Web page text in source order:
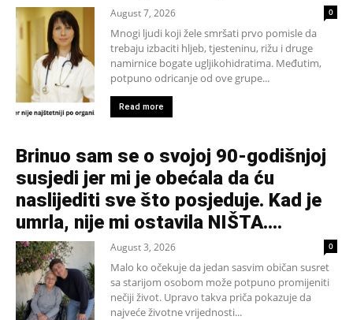
August 7, 2026 0
Mnogi ljudi koji žele smršati prvo pomisle da
trebaju izbaciti hljeb, tjesteninu, rižu i druge
namirnice bogate ugljikohidratima. Međutim,
potpuno odricanje od ove grupe...
Read more
Brinuo sam se o svojoj 90-godišnjoj
susjedi jer mi je obećala da ću
naslijediti sve što posjeduje. Kad je
umrla, nije mi ostavila NIŠTA....
August 3, 2026 0
Malo ko očekuje da jedan sasvim običan susret
sa starijom osobom može potpuno promijeniti
nečiji život. Upravo takva priča pokazuje da
najveće životne vrijednosti...